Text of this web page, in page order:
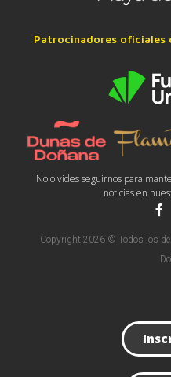
Patrocinadores oficiales
No olvides seguirnos para
noticias en
Copyright 2026 © Todos los